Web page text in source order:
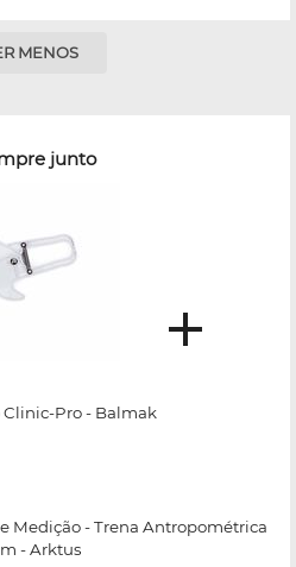
MENOS
junto
Pro - Balmak
Medição - Trena Antropométrica
- Arktus